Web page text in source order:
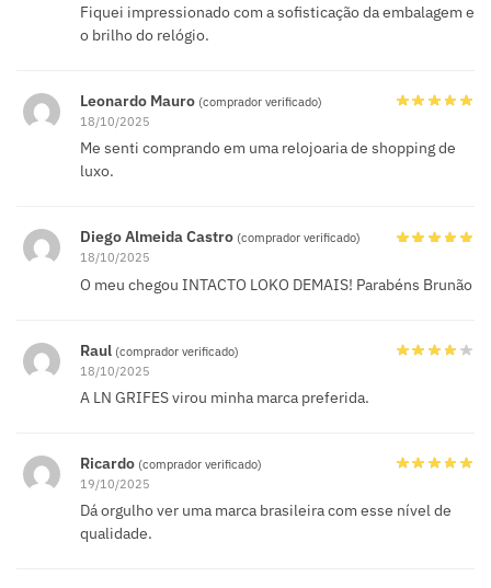
Fiquei impressionado com a sofisticação da embalagem e
o brilho do relógio.
Leonardo Mauro (comprador verificado)
18/10/2025
Me senti comprando em uma relojoaria de shopping de
luxo.
Diego Almeida Castro (comprador verificado)
18/10/2025
O meu chegou INTACTO LOKO DEMAIS! Parabéns Brunão
Raul (comprador verificado)
18/10/2025
A LN GRIFES virou minha marca preferida.
Ricardo (comprador verificado)
19/10/2025
Dá orgulho ver uma marca brasileira com esse nível de
qualidade.